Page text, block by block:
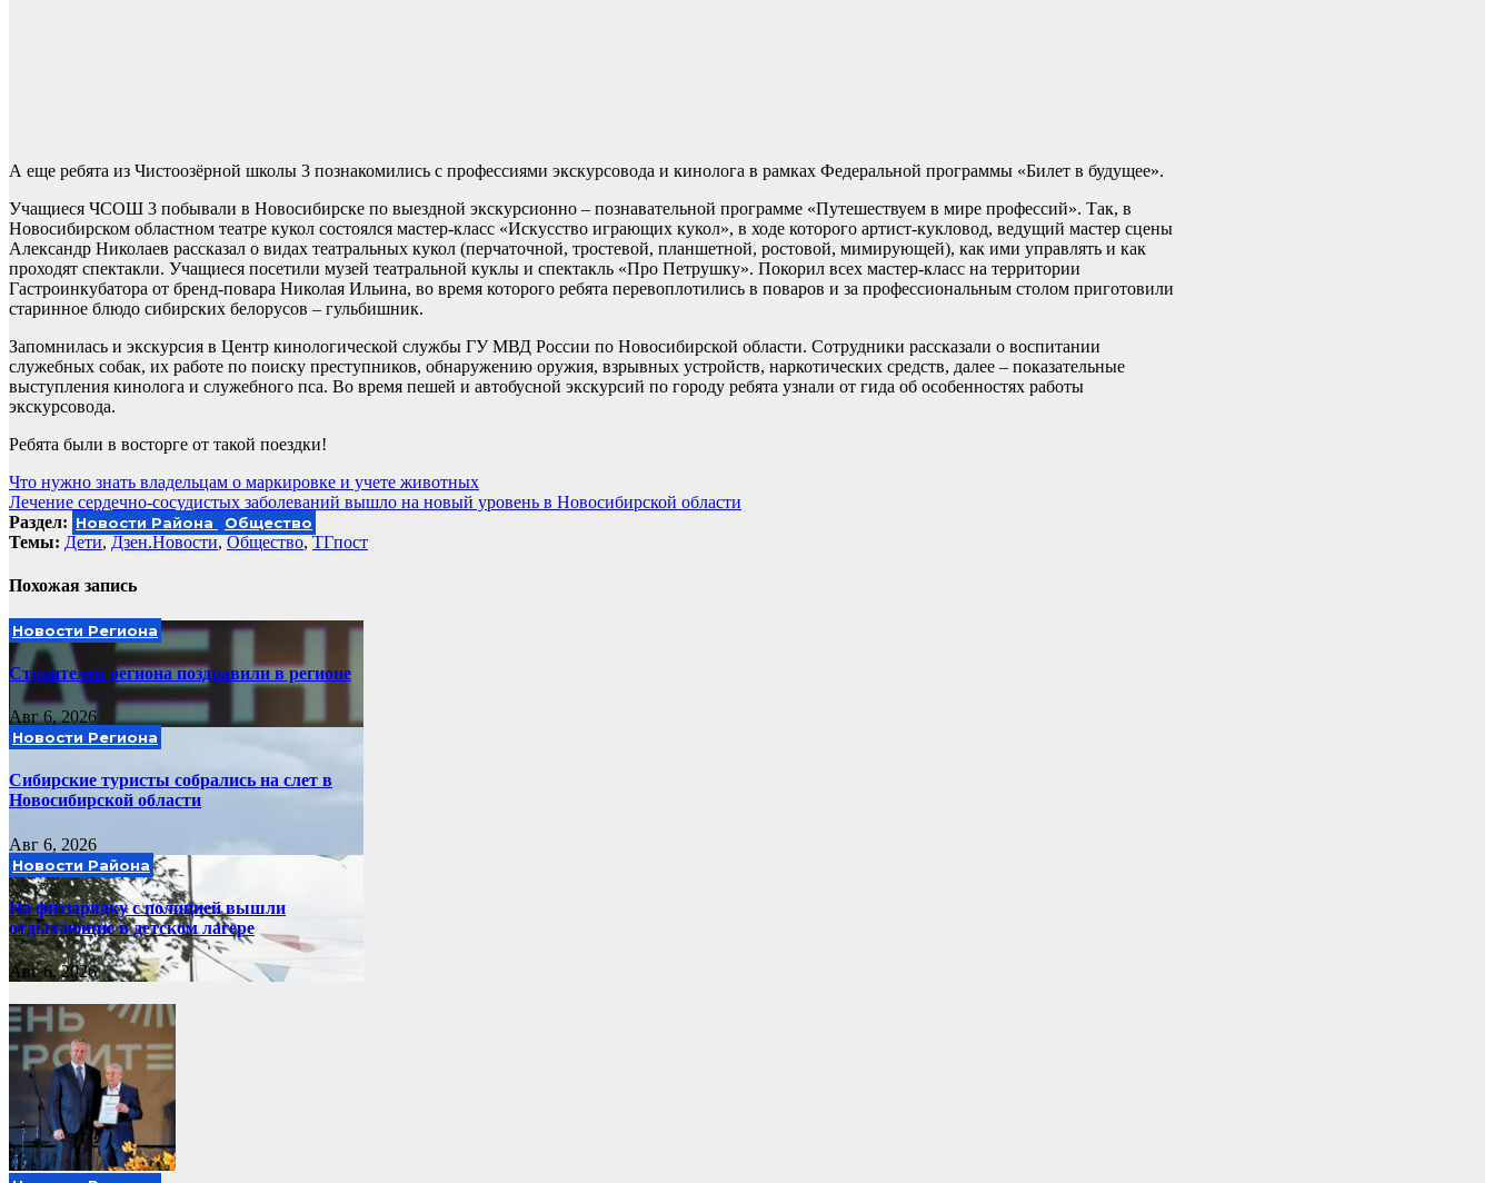
А еще ребята из Чистоозёрной школы 3 познакомились с профессиями экскурсовода и кинолога в рамках Федеральной программы «Билет в будущее».
Учащиеся ЧСОШ 3 побывали в Новосибирске по выездной экскурсионно – познавательной программе «Путешествуем в мире профессий». Так, в
Новосибирском областном театре кукол состоялся мастер-класс «Искусство играющих кукол», в ходе которого артист-кукловод, ведущий мастер сцены
Александр Николаев рассказал о видах театральных кукол (перчаточной, тростевой, планшетной, ростовой, мимирующей), как ими управлять и как
проходят спектакли. Учащиеся посетили музей театральной куклы и спектакль «Про Петрушку». Покорил всех мастер-класс на территории
Гастроинкубатора от бренд-повара Николая Ильина, во время которого ребята перевоплотились в поваров и за профессиональным столом приготовили
старинное блюдо сибирских белорусов – гульбишник.
Запомнилась и экскурсия в Центр кинологической службы ГУ МВД России по Новосибирской области. Сотрудники рассказали о воспитании
служебных собак, их работе по поиску преступников, обнаружению оружия, взрывных устройств, наркотических средств, далее – показательные
выступления кинолога и служебного пса. Во время пешей и автобусной экскурсий по городу ребята узнали от гида об особенностях работы
экскурсовода.
Ребята были в восторге от такой поездки!
Навигация
по
записям
Что нужно знать владельцам о маркировке и учете животных
Лечение сердечно-сосудистых заболеваний вышло на новый уровень в Новосибирской области
Раздел: Новости Района Общество
Темы: Дети, Дзен.Новости, Общество, ТГпост
Похожая запись
Новости Региона
Строителей региона поздравили в регионе
Авг 6, 2026
Новости Региона
Сибирские туристы собрались на слет в
Новосибирской области
Авг 6, 2026
Новости Района
На физзарядку с полицией вышли
отдыхающие в детском лагере
Авг 6, 2026